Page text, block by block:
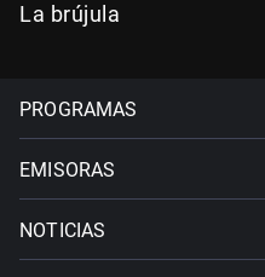
La brújula
PROGRAMAS
EMISORAS
NOTICIAS